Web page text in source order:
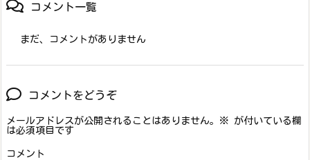
コメント一覧
まだ、コメントがありません
コメントをどうぞ
メールアドレスが公開されることはありません。 ※ が付いている欄
は必須項目です
コメント